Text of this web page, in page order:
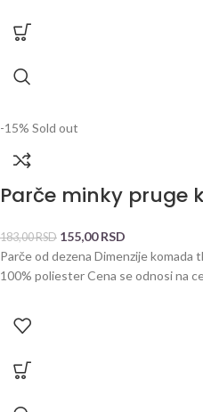
-15% Sold out
Parče minky pruge
183,00RSD 155,00RSD
Parče od dezena Dimenzije komada
100% poliester Cena se odnosi na